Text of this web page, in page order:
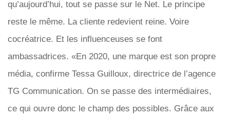
qu’aujourd’hui, tout se passe sur le Net. Le principe
reste le même. La cliente redevient reine. Voire
cocréatrice. Et les influenceuses se font
ambassadrices. «En 2020, une marque est son propre
média, confirme Tessa Guilloux, directrice de l’agence
TG Communication. On se passe des intermédiaires,
ce qui ouvre donc le champ des possibles. Grâce aux